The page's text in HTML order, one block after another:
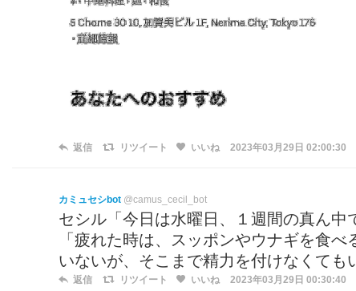
返信 リツイート いいね 2023年03月29日 02:00:30
カミュセシbot @camus_cecil_bot
セシル「今日は水曜日、１週間の真ん中
「疲れた時は、スッポンやウナギを食
いないが、そこまで精力を付けなくても
返信 リツイート いいね 2023年03月29日 00:30:40